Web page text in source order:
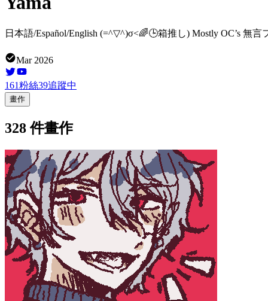
日本語/Español/English (=^▽^)σ<🌈🕒箱推し) Mostly OC’s 無
Mar 2026
161粉絲39追蹤中
畫作
328 件畫作